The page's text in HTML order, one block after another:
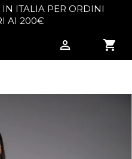
ITALIA PER ORDINI
AI 200€
 shopping_cart